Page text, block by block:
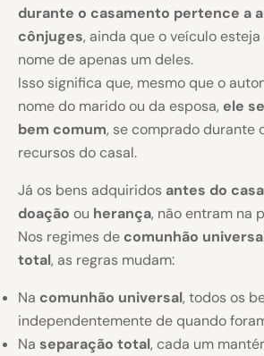
durante o casamento pertence a
cônjuges, ainda que o veículo
nome de apenas um deles.
Isso significa que, mesmo que o
nome do marido ou da esposa, ele
bem comum, se comprado durante
recursos do casal.
Já os bens adquiridos antes do
doação ou herança, não entram na
Nos regimes de comunhão
total, as regras mudam:
Na comunhão universal, todos os
independentemente de quando
Na separação total, cada um